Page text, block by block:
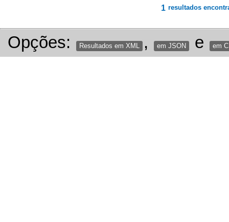
1 resultados
Opções: Resultados em XML , em JSON e em